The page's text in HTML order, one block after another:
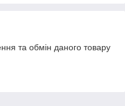
та обмін даного товару